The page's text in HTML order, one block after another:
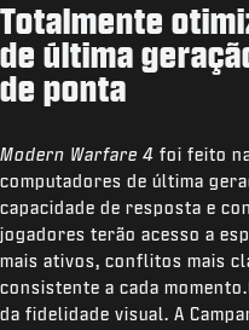
Totalmente
de última
de ponta
Modern Warfare 4 foi feito
computadores de última
capacidade de resposta e
jogadores terão acesso a
mais ativos, conflitos mais
consistente a cada
da fidelidade visual. A